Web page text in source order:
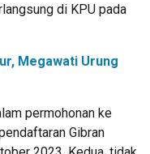
di KPU pada
Megawati Urung
permohonan ke
Gibran